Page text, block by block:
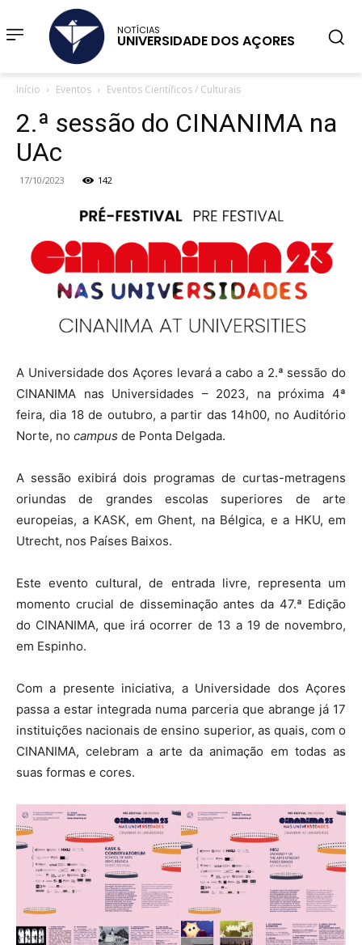
NOTÍCIAS
UNIVERSIDADE DOS AÇORES
Início Eventos Eventos Científicos / Culturais
2.ª sessão do CINANIMA na
UAc
17/10/2023 142
A Universidade dos Açores levará a cabo a 2.ª sessão do
CINANIMA nas Universidades – 2023, na próxima 4ª
feira, dia 18 de outubro, a partir das 14h00, no Auditório
Norte, no campus de Ponta Delgada.
A sessão exibirá dois programas de curtas-metragens
oriundas de grandes escolas superiores de arte
europeias, a KASK, em Ghent, na Bélgica, e a HKU, em
Utrecht, nos Países Baixos.
Este evento cultural, de entrada livre, representa um
momento crucial de disseminação antes da 47.ª Edição
do CINANIMA, que irá ocorrer de 13 a 19 de novembro,
em Espinho.
Com a presente iniciativa, a Universidade dos Açores
passa a estar integrada numa parceria que abrange já 17
instituições nacionais de ensino superior, as quais, com o
CINANIMA, celebram a arte da animação em todas as
suas formas e cores.